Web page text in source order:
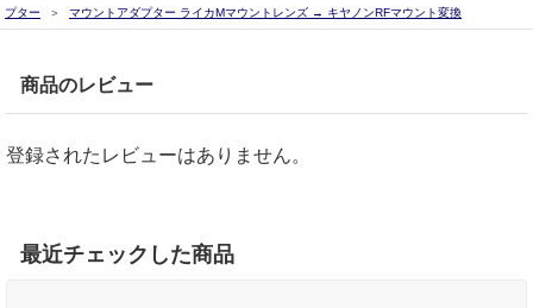
プター
マウントアダプター ライカMマウントレンズ → キヤノンRFマウント変換
商品のレビュー
登録されたレビューはありません。
最近チェックした商品